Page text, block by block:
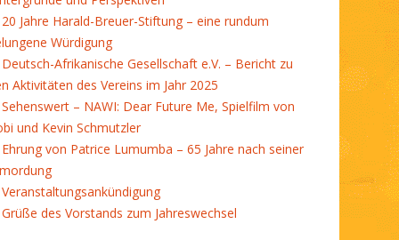
20 Jahre Harald-Breuer-Stiftung – eine rundum
Würdigung
Deutsch-Afrikanische Gesellschaft e.V. – Bericht zu
Aktivitäten des Vereins im Jahr 2025
Sehenswert – NAWI: Dear Future Me, Spielfilm von
und Kevin Schmutzler
Ehrung von Patrice Lumumba – 65 Jahre nach seiner
Veranstaltungsankündigung
Grüße des Vorstands zum Jahreswechsel